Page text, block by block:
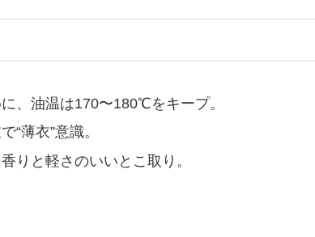
、油温は170〜180℃をキープ。
薄衣”意識。
りと軽さのいいとこ取り。